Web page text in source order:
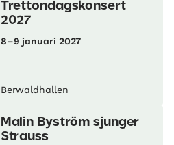
Trettondagskonsert
2027
8–9 januari 2027
Berwaldhallen
Malin Byström sjunger
Strauss